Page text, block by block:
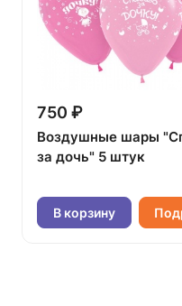
750 ₽
Воздушные шары
за дочь" 5 штук
В корзину